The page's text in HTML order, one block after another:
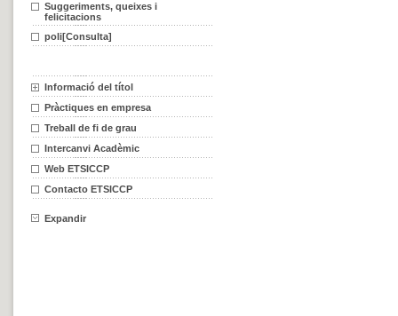
Suggeriments, queixes i
felicitacions
poli[Consulta]
Informació del títol
Pràctiques en empresa
Treball de fi de grau
Intercanvi Acadèmic
Web ETSICCP
Contacto ETSICCP
Expandir